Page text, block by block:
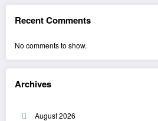
Recent Comments
No comments to show.
Archives
August 2026